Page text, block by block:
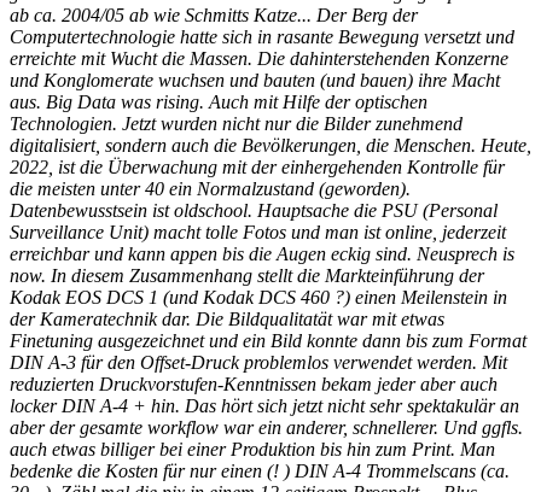
ab ca. 2004/05 ab wie Schmitts Katze... Der Berg der
Computertechnologie hatte sich in rasante Bewegung versetzt und
erreichte mit Wucht die Massen. Die dahinterstehenden Konzerne
und Konglomerate wuchsen und bauten (und bauen) ihre Macht
aus. Big Data was rising. Auch mit Hilfe der optischen
Technologien. Jetzt wurden nicht nur die Bilder zunehmend
digitalisiert, sondern auch die Bevölkerungen, die Menschen. Heute,
2022, ist die Überwachung mit der einhergehenden Kontrolle für
die meisten unter 40 ein Normalzustand (geworden).
Datenbewusstsein ist oldschool. Hauptsache die PSU (Personal
Surveillance Unit) macht tolle Fotos und man ist online, jederzeit
erreichbar und kann appen bis die Augen eckig sind. Neusprech is
now. In diesem Zusammenhang stellt die Markteinführung der
Kodak EOS DCS 1 (und Kodak DCS 460 ?) einen Meilenstein in
der Kameratechnik dar. Die Bildqualitatät war mit etwas
Finetuning ausgezeichnet und ein Bild konnte dann bis zum Format
DIN A-3 für den Offset-Druck problemlos verwendet werden. Mit
reduzierten Druckvorstufen-Kenntnissen bekam jeder aber auch
locker DIN A-4 + hin. Das hört sich jetzt nicht sehr spektakulär an
aber der gesamte workflow war ein anderer, schnellerer. Und ggfls.
auch etwas billiger bei einer Produktion bis hin zum Print. Man
bedenke die Kosten für nur einen (! ) DIN A-4 Trommelscans (ca.